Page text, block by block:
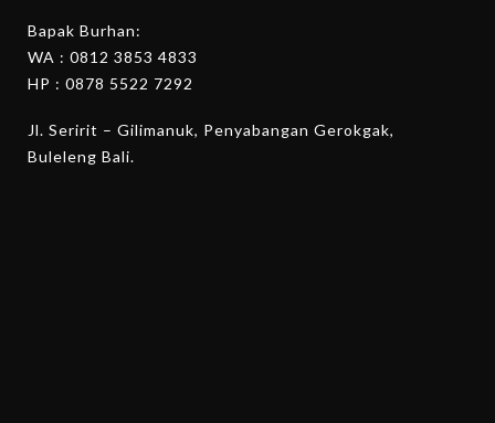
Bapak Burhan:
WA : 0812 3853 4833
HP : 0878 5522 7292
Jl. Seririt – Gilimanuk, Penyabangan Gerokgak,
Buleleng Bali.